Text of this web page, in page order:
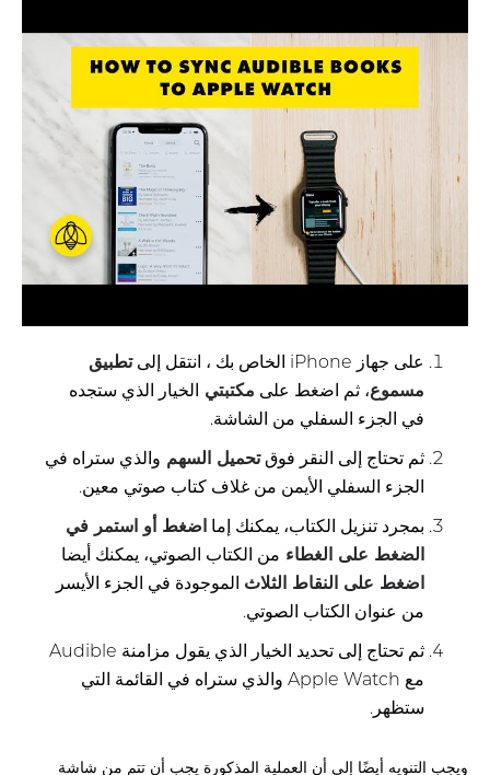
على جهاز iPhone الخاص بك ، انتقل إلى
تطبيق
مسموع، ثم اضغط على مكتبتي الخيار الذي ستجده
في الجزء السفلي من الشاشة.
ثم تحتاج إلى النقر فوقتحميل السهم والذي ستراه في
الجزء السفلي الأيمن من غلاف كتاب صوتي معين.
بمجرد تنزيل الكتاب، يمكنك إما اضغط أو استمر في
الضغط على الغطاء من الكتاب الصوتي، يمكنك أيضا
اضغط على النقاط الثلاث الموجودة في الجزء الأيسر
من عنوان الكتاب الصوتي.
ثم تحتاج إلى تحديد الخيار الذي يقول مزامنة Audible
مع Apple Watch والذي ستراه في القائمة التي
ستظهر.
ويجب التنويه أيضًا إلى أن العملية المذكورة يجب أن تتم من شاشة